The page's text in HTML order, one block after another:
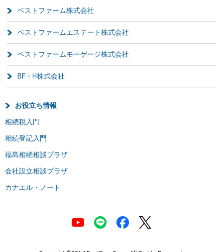
ベストファーム株式会社
ベストファームエステート株式会社
ベストファームモーゲージ株式会社
BF・H株式会社
お役立ち情報
相続税入門
相続登記入門
福島相続相談プラザ
会社設立相談プラザ
カナエル・ノート